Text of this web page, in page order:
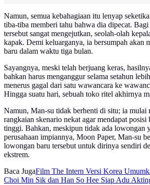
Namun, semua kebahagiaan itu lenyap
tiba-tiba memberi tahu bahwa dia dipecat.
tersebut sangat mengejutkan, seolah-olah
kapak. Demi keluarganya, ia bersumpah akan
baru dalam waktu tiga bulan.
Sayangnya, meski telah berjuang keras,
bahkan harus menganggur selama setahun
menerus gagal dari satu wawancara ke
Hingga suatu hari, sebuah toko ritel akhirnya
Namun, Man-su tidak berhenti di situ; ia mulai
rangkaian skenario nekat agar mendapat posisi
tinggi. Bahkan, meskipun tidak ada lowongan
perusahaan impiannya, Moon Paper, Man-su
lowongan baru tersebut untuk dirinya sendiri
ekstrem.
Baca JugaFilm The Intern Versi Korea
Choi Min Sik dan Han So Hee Siap Adu